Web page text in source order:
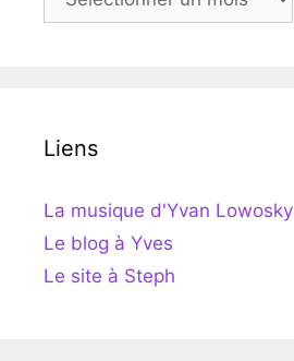
Liens
La musique d'Yvan Lowosky
Le blog à Yves
Le site à Steph